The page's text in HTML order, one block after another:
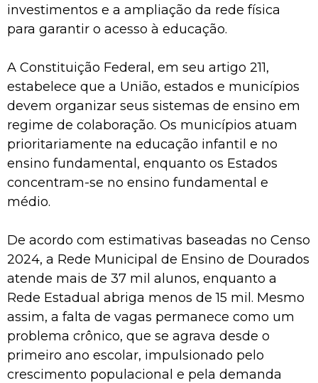
investimentos e a ampliação da rede física
para garantir o acesso à educação.
A Constituição Federal, em seu artigo 211,
estabelece que a União, estados e municípios
devem organizar seus sistemas de ensino em
regime de colaboração. Os municípios atuam
prioritariamente na educação infantil e no
ensino fundamental, enquanto os Estados
concentram-se no ensino fundamental e
médio.
De acordo com estimativas baseadas no Censo
2024, a Rede Municipal de Ensino de Dourados
atende mais de 37 mil alunos, enquanto a
Rede Estadual abriga menos de 15 mil. Mesmo
assim, a falta de vagas permanece como um
problema crônico, que se agrava desde o
primeiro ano escolar, impulsionado pelo
crescimento populacional e pela demanda